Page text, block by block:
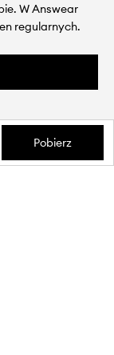
W Answear
regularnych.
Pobierz